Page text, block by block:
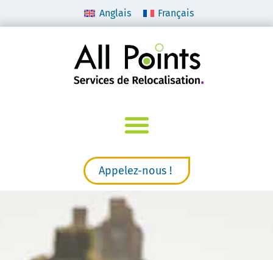
Anglais Français
Appelez-nous !